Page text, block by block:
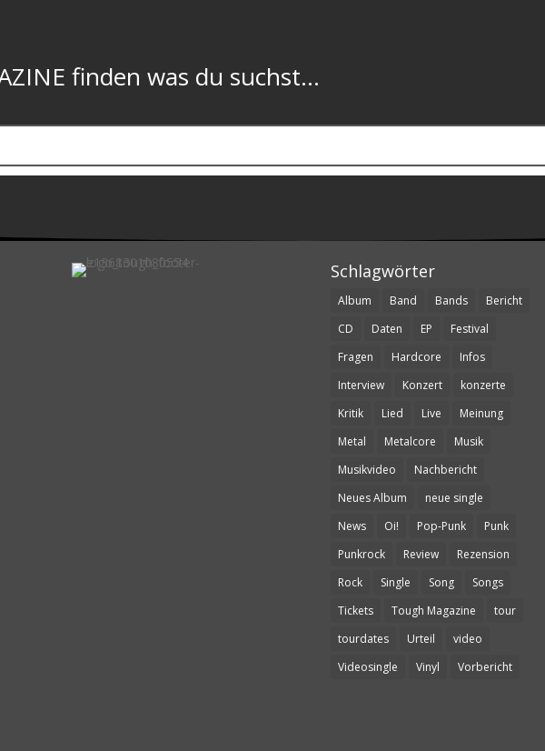
finden was du suchst...
Schlagwörter
Album Band Bands
Bericht
CD
Daten EP
Festival
Fragen
Hardcore
Infos
Interview
Konzert
konzerte
Kritik
Lied Live
Meinung
Metal
Metalcore
Musik
Musikvideo
Nachbericht
Neues Album
neue single
News
Oi! Pop-Punk
Punk
Punkrock
Review
Rezension
Rock
Single Song
Songs
Tickets
Tough Magazine
tour
tourdates
Urteil
video
Videosingle
Vinyl Vorbericht